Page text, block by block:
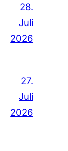
28.
Juli
2026
27.
Juli
2026